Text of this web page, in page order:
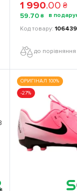
1 990.00 ₴
59.70 ₴
106439
до порівняння
ОРИГІНАЛ 100%
-27%